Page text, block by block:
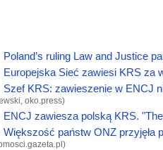
Poland’s ruling Law and Justice
Europejska Sieć zawiesi KRS za
Szef KRS: zawieszenie w ENCJ
oko.press)
ENCJ zawiesza polską KRS.
Większość państw ONZ przyjęła
)